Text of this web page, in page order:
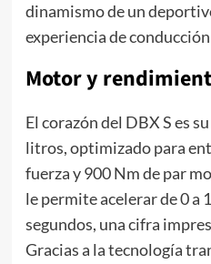
dinamismo de un
experiencia de
Motor y
El corazón del DBX S es
litros, optimizado para
fuerza y 900 Nm de par
le permite acelerar de 0 a
segundos, una cifra
Gracias a la tecnología